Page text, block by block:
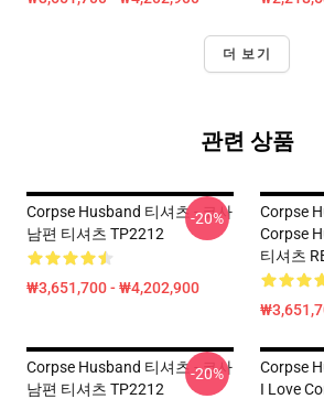
더 보기
관련 상품
Corpse Husband 티셔츠 - 코사
남편 티셔츠 TP2212
₩3,651,700 - ₩4,202,900
-20%
Corpse
Corpse
티셔츠
Corpse Husband 티셔츠 - 코사
남편 티셔츠 TP2212
-20%
Corpse
I Love